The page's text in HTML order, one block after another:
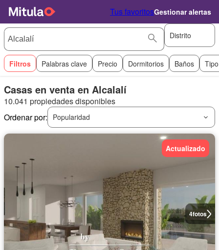
Tus favoritosGestionar alertas
Distrito
Filtros Palabras clave Precio Dormitorios Baños
Casas en venta en Alcalalí
10.041 propiedades disponibles
Ordenar por:
Popularidad
4fotos
Actualizado